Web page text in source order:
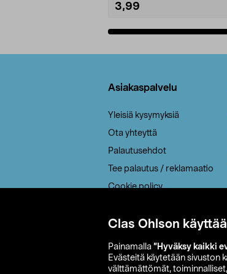
Clas Ohlson
Painamalla ”Hyväksy kaikki
Evästeitä käytetään sivuston
välttämättömät,
3,99
Asiakaspalvelu
Yleisiä kysymyksiä
Ota yhteyttä
Palautusehdot
Tee palautus / reklamaatio
Cookie policy
Saavutettavuus